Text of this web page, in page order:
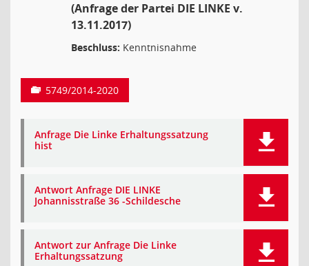
(Anfrage der Partei DIE LINKE v.
13.11.2017)
Beschluss: Kenntnisnahme
5749/2014-2020
Anfrage Die Linke Erhaltungssatzung
hist
Antwort Anfrage DIE LINKE
Johannisstraße 36 -Schildesche
Antwort zur Anfrage Die Linke
Erhaltungssatzung